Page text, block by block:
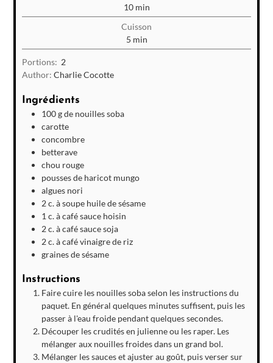
10minutes
min
Cuisson
5minutes
min
Portions: 2
Author:Charlie Cocotte
Ingrédients
100 g de nouilles soba
carotte
concombre
betterave
chou rouge
pousses de haricot mungo
algues nori
2 c. à soupe huile de sésame
1 c. à café sauce hoisin
2 c. à café sauce soja
2 c. à café vinaigre de riz
graines de sésame
Instructions
Faire cuire les nouilles soba selon les instructions du
paquet. En général quelques minutes suffisent, puis les
passer à l'eau froide pendant quelques secondes.
Découper les crudités en julienne ou les raper. Les
mélanger aux nouilles froides dans un grand bol.
Mélanger les sauces et ajuster au goût, puis verser sur